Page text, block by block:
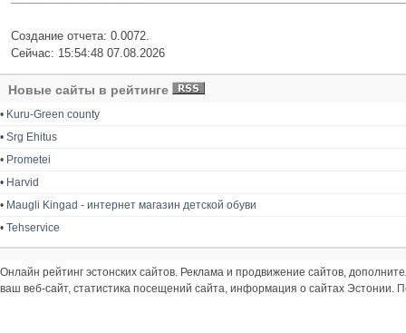
Создание отчета: 0.0072.
Сейчас: 15:54:48 07.08.2026
Новые сайты в рейтинге
• Kuru-Green county
• Srg Ehitus
• Prometei
• Harvid
• Maugli Kingad - интернет магазин детской обуви
• Tehservice
Онлайн рейтинг эстонских сайтов. Реклама и продвижение сайтов,
ваш веб-сайт, статистика посещений сайта, информация о сайтах Эстонии.